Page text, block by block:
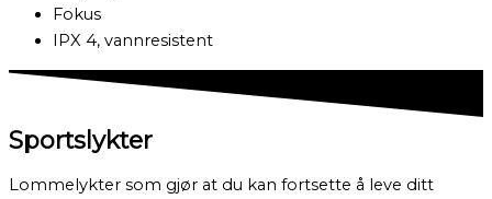
Fokus
IPX 4, vannresistent
Sportslykter
Lommelykter som gjør at du kan fortsette å leve ditt